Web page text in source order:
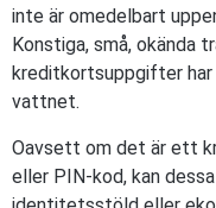
inte är omedelbart
Konstiga, små, okända
kreditkortsuppgifter
vattnet.
Oavsett om det är ett
eller PIN-kod, kan